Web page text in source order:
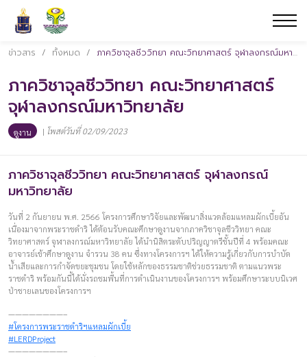
ข่าวสาร / ทั้งหมด / ภาควิชาจุลชีววิทยา คณะวิทยาศาสตร์ จุฬาลงกรณ์มหาวิทยาลัย
ภาควิชาจุลชีววิทยา คณะวิทยาศาสตร์
จุฬาลงกรณ์มหาวิทยาลัย
ดูงาน | โพสต์วันที่ 02/09/2023
ภาควิชาจุลชีววิทยา คณะวิทยาศาสตร์ จุฬาลงกรณ์
มหาวิทยาลัย
วันที่ 2 กันยายน พ.ศ. 2566 โครงการศึกษาวิจัยและพัฒนาสิ่งแวดล้อมแหลมผักเบี้ยอัน
เนื่องมาจากพระราชดำริ ได้ต้อนรับคณะศึกษาดูงานจากภาควิชาจุลชีววิทยา คณะ
วิทยาศาสตร์ จุฬาลงกรณ์มหาวิทยาลัย ได้นำนิสิตระดับปริญญาตรีชั้นปีที่ 4 พร้อมคณะ
อาจารย์เข้าศึกษาดูงาน จำรวน 38 คน ซึ่งทางโครงการฯ ได้ให้ความรู้เกี่ยวกับการบำบัด
น้ำเสียและการกำจัดขยะชุมชน โดยใช้หลักของธรรมชาติช่วยธรรมชาติ ตามแนวพระ
ราชดำริ พร้อมกันนี้ได้นั่งรถชมพื้นที่การดำเนินงานของโครงการฯ พร้อมศึกษาระบบนิเวศ
ป่าชายเลนของโครงการฯ
————————–
#โครงการพระราชดำริฯแหลมผักเบี้ย
#LERDProject
————————–